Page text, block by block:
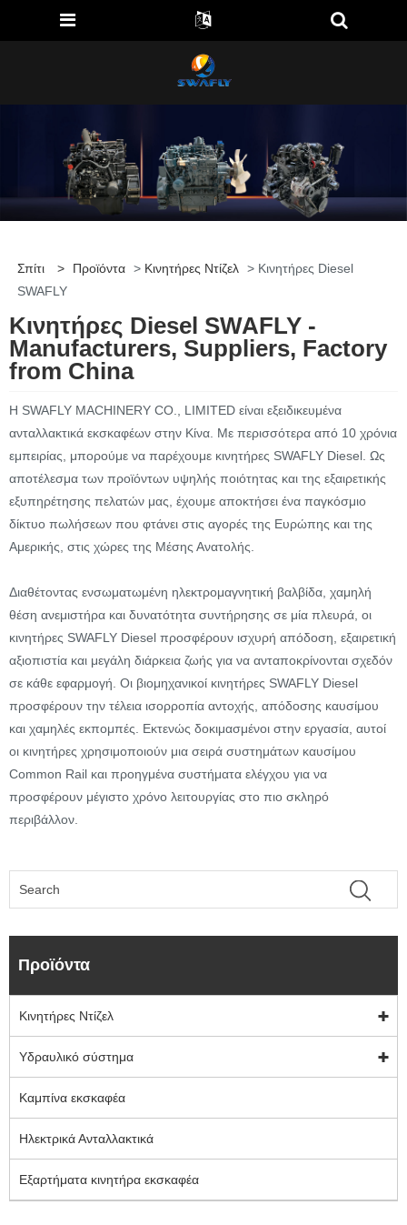
Σπίτι > Προϊόντα > Κινητήρες Ντίζελ > Κινητήρες Diesel
SWAFLY
Κινητήρες Diesel SWAFLY -
Manufacturers, Suppliers, Factory
from China
Η SWAFLY MACHINERY CO., LIMITED είναι εξειδικευμένα
ανταλλακτικά εκσκαφέων στην Κίνα. Με περισσότερα από 10 χρόνια
εμπειρίας, μπορούμε να παρέχουμε κινητήρες SWAFLY Diesel. Ως
αποτέλεσμα των προϊόντων υψηλής ποιότητας και της εξαιρετικής
εξυπηρέτησης πελατών μας, έχουμε αποκτήσει ένα παγκόσμιο
δίκτυο πωλήσεων που φτάνει στις αγορές της Ευρώπης και της
Αμερικής, στις χώρες της Μέσης Ανατολής.
Διαθέτοντας ενσωματωμένη ηλεκτρομαγνητική βαλβίδα, χαμηλή
θέση ανεμιστήρα και δυνατότητα συντήρησης σε μία πλευρά, οι
κινητήρες SWAFLY Diesel προσφέρουν ισχυρή απόδοση, εξαιρετική
αξιοπιστία και μεγάλη διάρκεια ζωής για να ανταποκρίνονται σχεδόν
σε κάθε εφαρμογή. Οι βιομηχανικοί κινητήρες SWAFLY Diesel
προσφέρουν την τέλεια ισορροπία αντοχής, απόδοσης καυσίμου
και χαμηλές εκπομπές. Εκτενώς δοκιμασμένοι στην εργασία, αυτοί
οι κινητήρες χρησιμοποιούν μια σειρά συστημάτων καυσίμου
Common Rail και προηγμένα συστήματα ελέγχου για να
προσφέρουν μέγιστο χρόνο λειτουργίας στο πιο σκληρό
περιβάλλον.
Προϊόντα
Κινητήρες Ντίζελ
Υδραυλικό σύστημα
Καμπίνα εκσκαφέα
Ηλεκτρικά Ανταλλακτικά
Εξαρτήματα κινητήρα εκσκαφέα